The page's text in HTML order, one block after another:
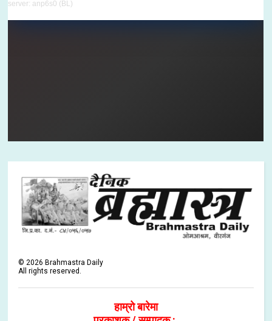
© 2026 Brahmastra Daily
All rights reserved.
हाम्रो बारेमा